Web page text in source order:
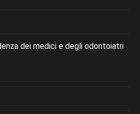
dei medici e degli odontoiatri